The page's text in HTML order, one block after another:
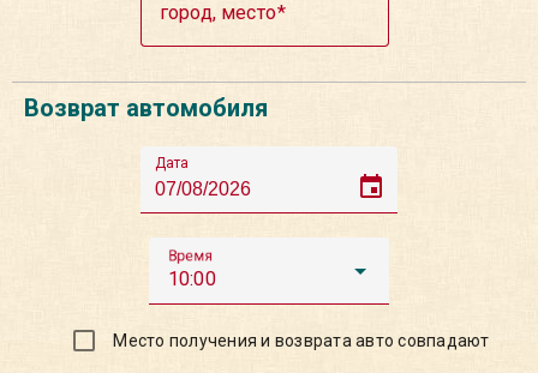
город, место
Возврат автомобиля
Дата
event
Время
10:00
Место получения и возврата авто совпадают